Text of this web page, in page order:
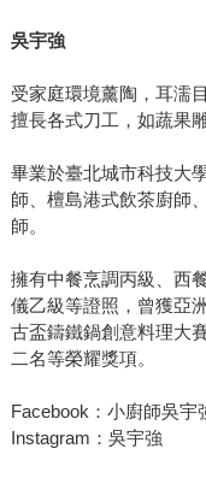
吳宇強
受家庭環境薰陶，耳濡
擅長各式刀工，如蔬果
畢業於臺北城市科技大
師、檀島港式飲茶廚師
師。
擁有中餐烹調丙級、西
儀乙級等證照，曾獲亞
古盃鑄鐵鍋創意料理大
二名等榮耀獎項。
Facebook：小廚師吳宇
Instagram：吳宇強